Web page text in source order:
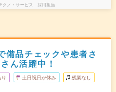
クノ・サービス 採用担当
備品チェックや患者さ
ん活躍中！
土日祝日が休み 残業なし